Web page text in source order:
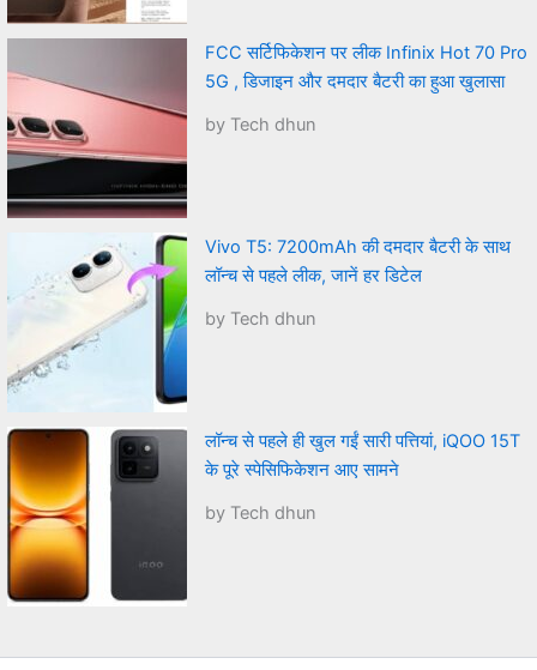
FCC सर्टिफिकेशन पर लीक Infinix Hot 70 Pro
5G , डिजाइन और दमदार बैटरी का हुआ खुलासा
by Tech dhun
Vivo T5: 7200mAh की दमदार बैटरी के साथ
लॉन्च से पहले लीक, जानें हर डिटेल
by Tech dhun
लॉन्च से पहले ही खुल गईं सारी पत्तियां, iQOO 15T
के पूरे स्पेसिफिकेशन आए सामने
by Tech dhun